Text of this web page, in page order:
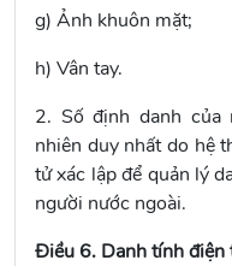
g) Ảnh khuôn mặt;
h) Vân tay.
2. Số định danh
nhiên duy nhất do hệ
tử xác lập để quản lý
người nước ngoài.
Điều 6. Danh tính điện